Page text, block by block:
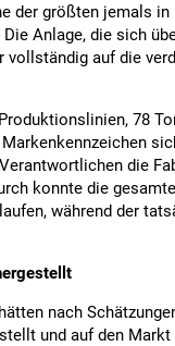
der größten jemals
Anlage, die sich
vollständig auf die
78
die
konnte die
während der
nach
und auf den Markt